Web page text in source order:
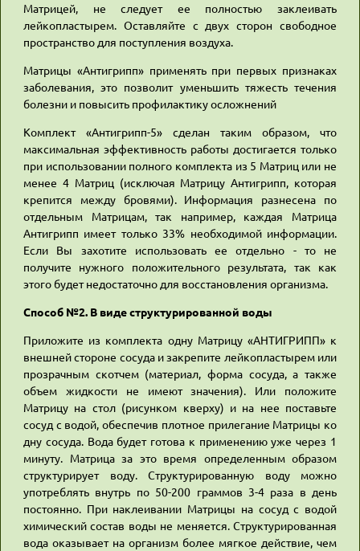
Матрицей, не следует ее полностью заклеивать
лейкопластырем. Оставляйте с двух сторон свободное
пространство для поступления воздуха.
Матрицы «Антигрипп» применять при первых признаках
заболевания, это позволит уменьшить тяжесть течения
болезни и повысить профилактику осложнений
Комплект «Антигрипп-5» сделан таким образом, что
максимальная эффективность работы достигается только
при использовании полного комплекта из 5 Матриц или не
менее 4 Матриц (исключая Матрицу Антигрипп, которая
крепится между бровями). Информация разнесена по
отдельным Матрицам, так например, каждая Матрица
Антигрипп имеет только 33% необходимой информации.
Если Вы захотите использовать ее отдельно - то не
получите нужного положительного результата, так как
этого будет недостаточно для восстановления организма.
Способ №2. В виде структурированной воды
Приложите из комплекта одну Матрицу «АНТИГРИПП» к
внешней стороне сосуда и закрепите лейкопластырем или
прозрачным скотчем (материал, форма сосуда, а также
объем жидкости не имеют значения). Или положите
Матрицу на стол (рисунком кверху) и на нее поставьте
сосуд с водой, обеспечив плотное прилегание Матрицы ко
дну сосуда. Вода будет готова к применению уже через 1
минуту. Матрица за это время определенным образом
структурирует воду. Структурированную воду можно
употреблять внутрь по 50-200 граммов 3-4 раза в день
постоянно. При наклеивании Матрицы на сосуд с водой
химический состав воды не меняется. Структурированная
вода оказывает на организм более мягкое действие, чем